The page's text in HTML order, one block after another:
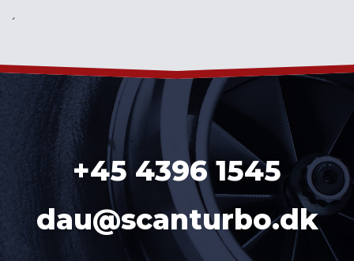
´
+45 4396 1545
dau@scanturbo.dk